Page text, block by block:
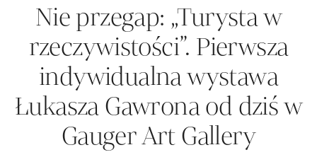
Nie przegap: „Turysta w
rzeczywistości”. Pierwsza
indywidualna wystawa
Łukasza Gawrona od dziś w
Gauger Art Gallery